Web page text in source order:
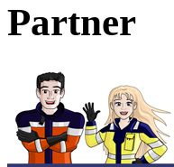
Partner